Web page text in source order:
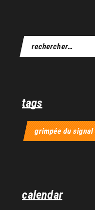
tags
grimpée du signal
calendar